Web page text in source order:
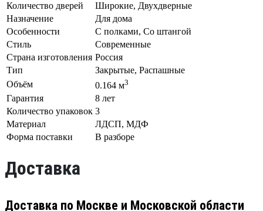
Количество дверей
Широкие, Двухдверные
Назначение
Для дома
Особенности
С полками, Со штангой
Стиль
Современные
Страна изготовления Россия
Тип
Закрытые, Распашные
Объём
0.164 м3
Гарантия
8 лет
Количество упаковок 3
Материал
ЛДСП, МДФ
Форма поставки
В разборе
Доставка
Доставка по Москве и Московской области